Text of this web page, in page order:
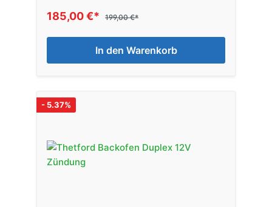
185,00 €* 199,00 €*
In den Warenkorb
- 5.37%